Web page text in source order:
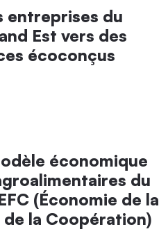
entreprises du
Est vers des
écoconçus
économique
du
(Économie de la
la Coopération)